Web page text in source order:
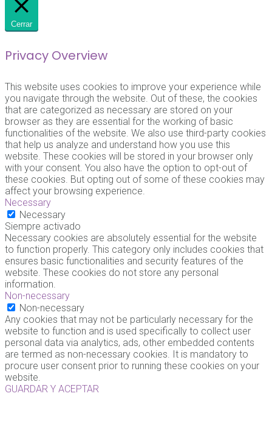
Cerrar
Privacy Overview
This website uses cookies to improve your experience while
you navigate through the website. Out of these, the cookies
that are categorized as necessary are stored on your
browser as they are essential for the working of basic
functionalities of the website. We also use third-party cookies
that help us analyze and understand how you use this
website. These cookies will be stored in your browser only
with your consent. You also have the option to opt-out of
these cookies. But opting out of some of these cookies may
affect your browsing experience.
Necessary
Necessary
Siempre activado
Necessary cookies are absolutely essential for the website
to function properly. This category only includes cookies that
ensures basic functionalities and security features of the
website. These cookies do not store any personal
information.
Non-necessary
Non-necessary
Any cookies that may not be particularly necessary for the
website to function and is used specifically to collect user
personal data via analytics, ads, other embedded contents
are termed as non-necessary cookies. It is mandatory to
procure user consent prior to running these cookies on your
website.
GUARDAR Y ACEPTAR